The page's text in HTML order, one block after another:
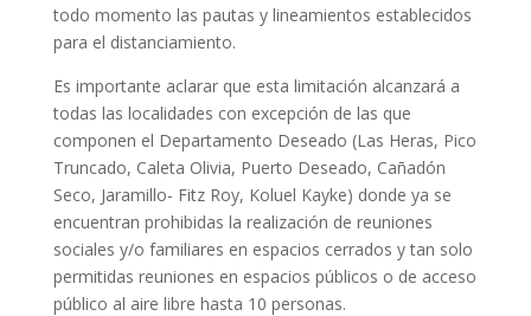
todo momento las pautas y lineamientos establecidos
para el distanciamiento.
Es importante aclarar que esta limitación alcanzará a
todas las localidades con excepción de las que
componen el Departamento Deseado (Las Heras, Pico
Truncado, Caleta Olivia, Puerto Deseado, Cañadón
Seco, Jaramillo- Fitz Roy, Koluel Kayke) donde ya se
encuentran prohibidas la realización de reuniones
sociales y/o familiares en espacios cerrados y tan solo
permitidas reuniones en espacios públicos o de acceso
público al aire libre hasta 10 personas.